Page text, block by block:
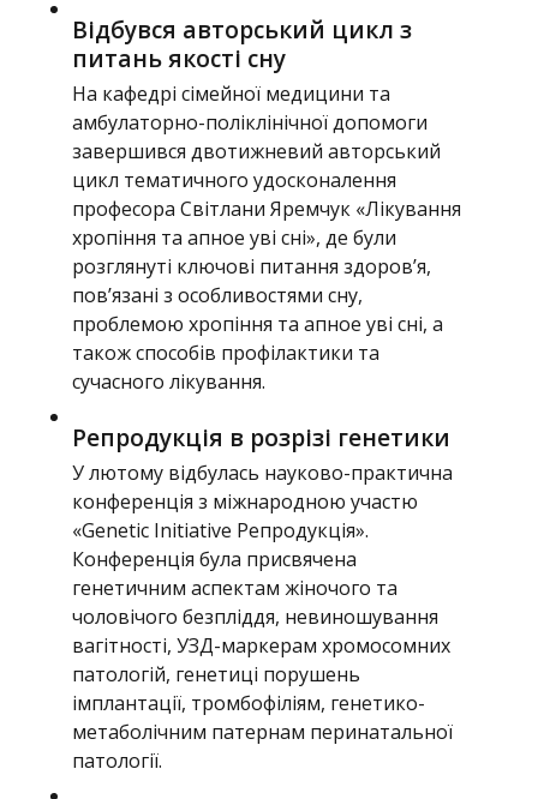
Відбувся авторський цикл з
питань якості сну
На кафедрі сімейної медицини та
амбулаторно-поліклінічної допомоги
завершився двотижневий авторський
цикл тематичного удосконалення
професора Світлани Яремчук «Лікування
хропіння та апное уві сні», де були
розглянуті ключові питання здоров’я,
пов’язані з особливостями сну,
проблемою хропіння та апное уві сні, а
також способів профілактики та
сучасного лікування.
Репродукція в розрізі генетики
У лютому відбулась науково-практична
конференція з міжнародною участю
«Genetic Initiative Репродукція».
Конференція була присвячена
генетичним аспектам жіночого та
чоловічого безпліддя, невиношування
вагітності, УЗД-маркерам хромосомних
патологій, генетиці порушень
імплантації, тромбофіліям, генетико-
метаболічним патернам перинатальної
патології.